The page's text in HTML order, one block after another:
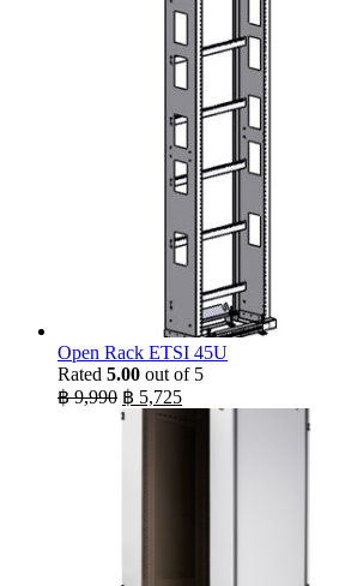
Open Rack ETSI 45U
Rated 5.00 out of 5
฿9,990 Original
price
฿ 5,725Current